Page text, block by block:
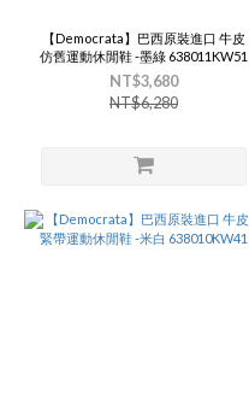
【Democrata】巴西原裝進口 牛皮
仿舊運動休閒鞋 -墨綠 638011KW51
NT$3,680
NT$6,280